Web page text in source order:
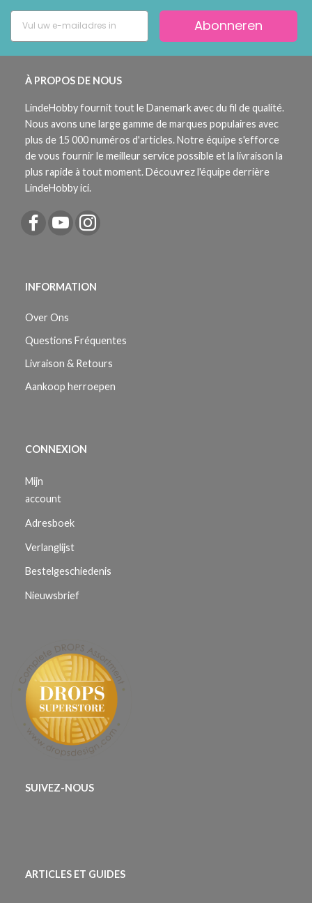
Abonneren
À PROPOS DE NOUS
LindeHobby fournit tout le Danemark avec du fil de qualité.
Nous avons une large gamme de marques populaires avec
plus de 15 000 numéros d'articles. Notre équipe s'efforce
de vous fournir le meilleur service possible et la livraison la
plus rapide à tout moment. Découvrez l'équipe derrière
LindeHobby ici.
INFORMATION
Over Ons
Questions Fréquentes
Livraison & Retours
Aankoop herroepen
CONNEXION
Mijn
account
Adresboek
Verlanglijst
Bestelgeschiedenis
Nieuwsbrief
SUIVEZ-NOUS
ARTICLES ET GUIDES